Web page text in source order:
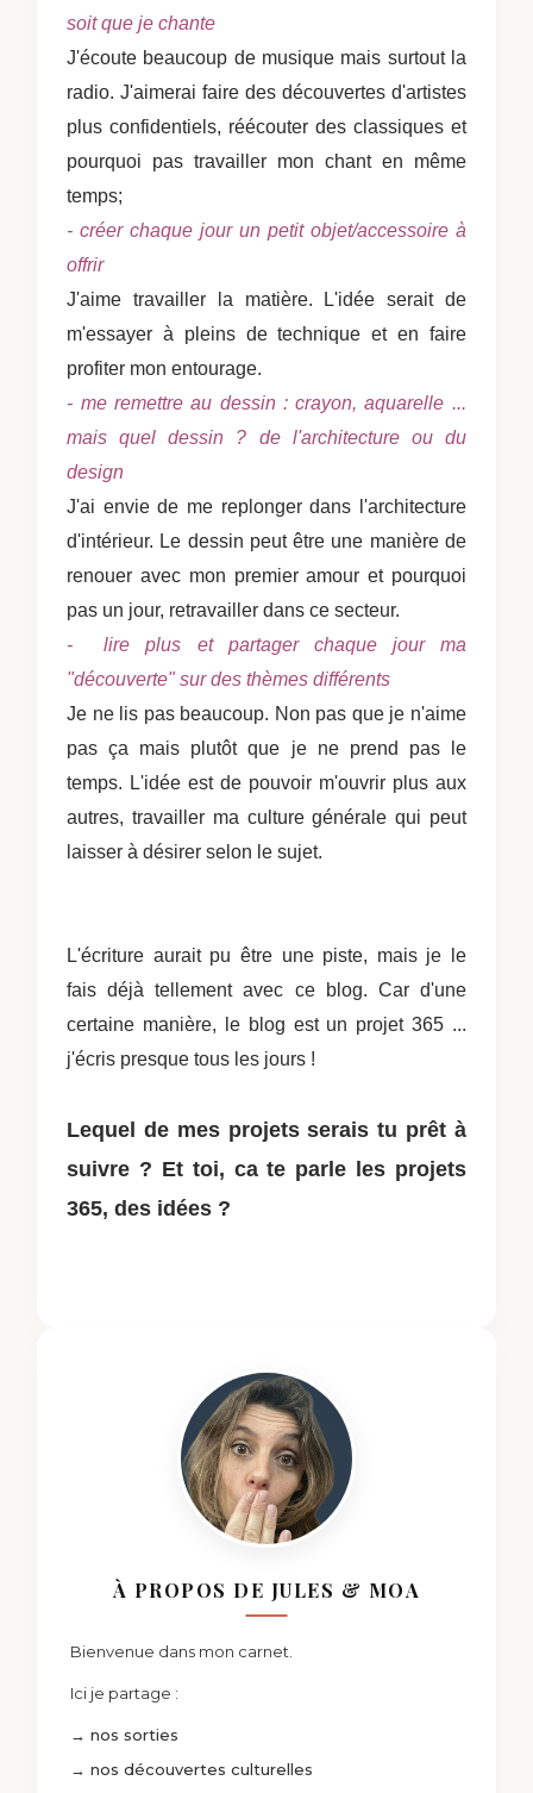
soit que je chante
J'écoute beaucoup de musique mais surtout la
radio. J'aimerai faire des découvertes d'artistes
plus confidentiels, réécouter des classiques et
pourquoi pas travailler mon chant en même
temps;
- créer chaque jour un petit objet/accessoire à
offrir
J'aime travailler la matière. L'idée serait de
m'essayer à pleins de technique et en faire
profiter mon entourage.
- me remettre au dessin : crayon, aquarelle ...
mais quel dessin ? de l'architecture ou du
design
J'ai envie de me replonger dans l'architecture
d'intérieur. Le dessin peut être une manière de
renouer avec mon premier amour et pourquoi
pas un jour, retravailler dans ce secteur.
- lire plus et partager chaque jour ma
"découverte" sur des thèmes différents
Je ne lis pas beaucoup. Non pas que je n'aime
pas ça mais plutôt que je ne prend pas le
temps. L'idée est de pouvoir m'ouvrir plus aux
autres, travailler ma culture générale qui peut
laisser à désirer selon le sujet.
L'écriture aurait pu être une piste, mais je le
fais déjà tellement avec ce blog. Car d'une
certaine manière, le blog est un projet 365 ...
j'écris presque tous les jours !
Lequel de mes projets serais tu prêt à
suivre ? Et toi, ca te parle les projets
365, des idées ?
À PROPOS DE JULES & MOA
Bienvenue dans mon carnet.
Ici je partage :
→ nos sorties
→ nos découvertes culturelles